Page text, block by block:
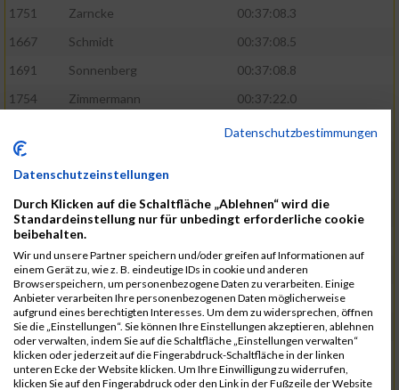
1751
Zarncke
00:37:08.3
1667
Schmidt
00:37:08.5
1691
Sonnenberg
00:37:08.8
1754
Zimmermann
00:37:22.0
00:37:24.0
1526
1428
Brüning
1586
Mau
00:37:35.5
1670
Schmoldt
1753
Zimbal
00:37:41.5
1513
Heynen
00:37:42.0
1722
Walther
00:37:43.0
1365
Laß
00:37:43.8
1574
Linz 00:37:48.8
Datenschutzbestimmungen
Datenschutzeinstellungen
Durch Klicken auf die Schaltfläche „Ablehnen“ wird die
Standardeinstellung nur für unbedingt erforderliche cookie
beibehalten.
Wir und unsere Partner speichern und/oder greifen auf Informationen auf
einem Gerät zu, wie z. B. eindeutige IDs in cookie und anderen
Browserspeichern, um personenbezogene Daten zu verarbeiten. Einige
Anbieter verarbeiten Ihre personenbezogenen Daten möglicherweise
aufgrund eines berechtigten Interesses. Um dem zu widersprechen, öffnen
Sie die „Einstellungen“. Sie können Ihre Einstellungen akzeptieren, ablehnen
oder verwalten, indem Sie auf die Schaltfläche „Einstellungen verwalten“
klicken oder jederzeit auf die Fingerabdruck-Schaltfläche in der linken
unteren Ecke der Website klicken. Um Ihre Einwilligung zu widerrufen,
klicken Sie auf den Fingerabdruck oder den Link in der Fußzeile der Website